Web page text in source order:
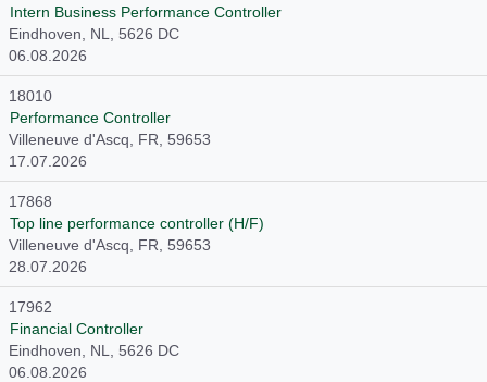
Intern Business Performance Controller
Eindhoven, NL, 5626 DC
06.08.2026
18010
Performance Controller
Villeneuve d'Ascq, FR, 59653
17.07.2026
17868
Top line performance controller (H/F)
Villeneuve d'Ascq, FR, 59653
28.07.2026
17962
Financial Controller
Eindhoven, NL, 5626 DC
06.08.2026